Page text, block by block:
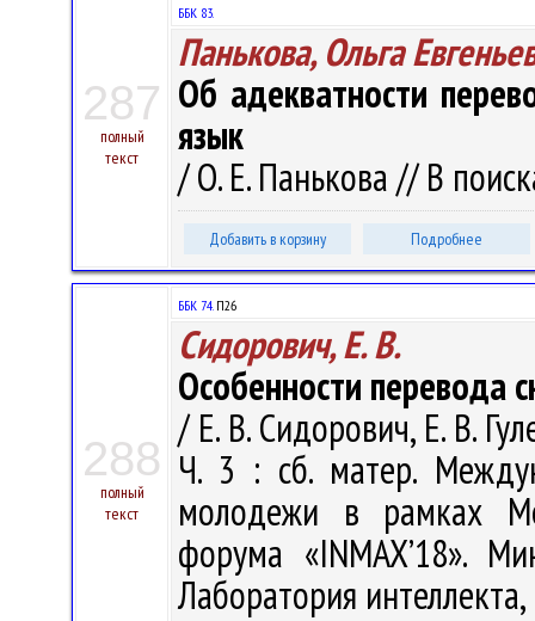
287
полный
текст
ББК 83.
Панькова, Ольга
Об адекватности
язык
/ О. Е. Панькова // В
Добавить в корзину Подробнее
288
полный
текст
ББК 74.П26
Сидорович, Е. В.
Особенности перевода
/ Е. В. Сидорович, Е. В.
Ч. 3 : сб. матер.
молодежи в рамках
форума «INMAX’18».
Лаборатория